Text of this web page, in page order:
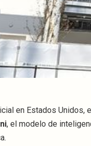
en Estados
, el modelo de